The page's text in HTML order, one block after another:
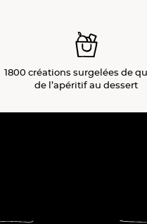
1800 créations surgelées de
de l’apéritifau dessert